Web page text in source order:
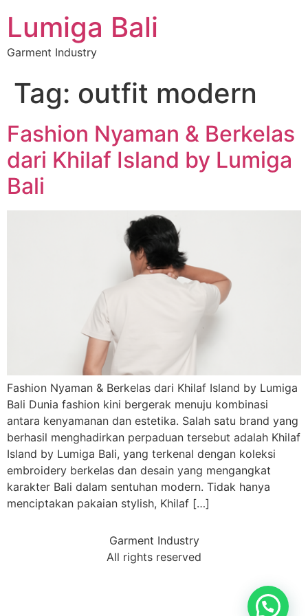
Lumiga Bali
Garment Industry
Tag: outfit modern
Fashion Nyaman & Berkelas
dari Khilaf Island by Lumiga
Bali
Fashion Nyaman & Berkelas dari Khilaf Island by Lumiga
Bali Dunia fashion kini bergerak menuju kombinasi
antara kenyamanan dan estetika. Salah satu brand yang
berhasil menghadirkan perpaduan tersebut adalah Khilaf
Island by Lumiga Bali, yang terkenal dengan koleksi
embroidery berkelas dan desain yang mengangkat
karakter Bali dalam sentuhan modern. Tidak hanya
menciptakan pakaian stylish, Khilaf […]
Garment Industry
All rights reserved